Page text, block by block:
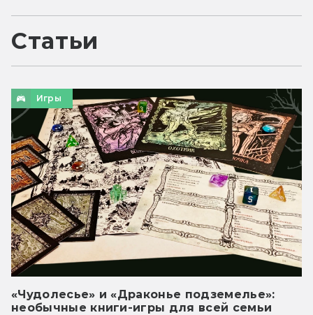
Статьи
Игры
«Чудолесье» и «Драконье подземелье»:
необычные книги-игры для всей семьи